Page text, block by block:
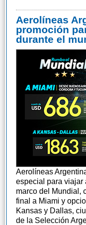
Aerolíneas
promoción
durante el
Aerolíneas
especial para viajar
marco del Mundial,
final a Miami y
Kansas y Dallas,
de la Selección